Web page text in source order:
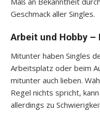
Geschmack aller Singles.
Arbeit und Hobby
Mitunter haben Singles
Arbeitsplatz oder beim
mitunter auch lieben.
Regel nichts spricht,
allerdings zu